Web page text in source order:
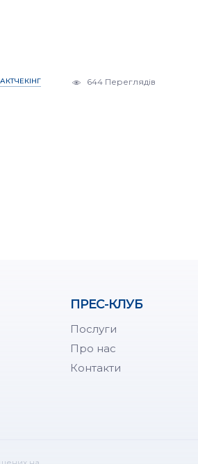
644 Переглядів
ПРЕС-КЛУБ
Послуги
Про нас
Контакти